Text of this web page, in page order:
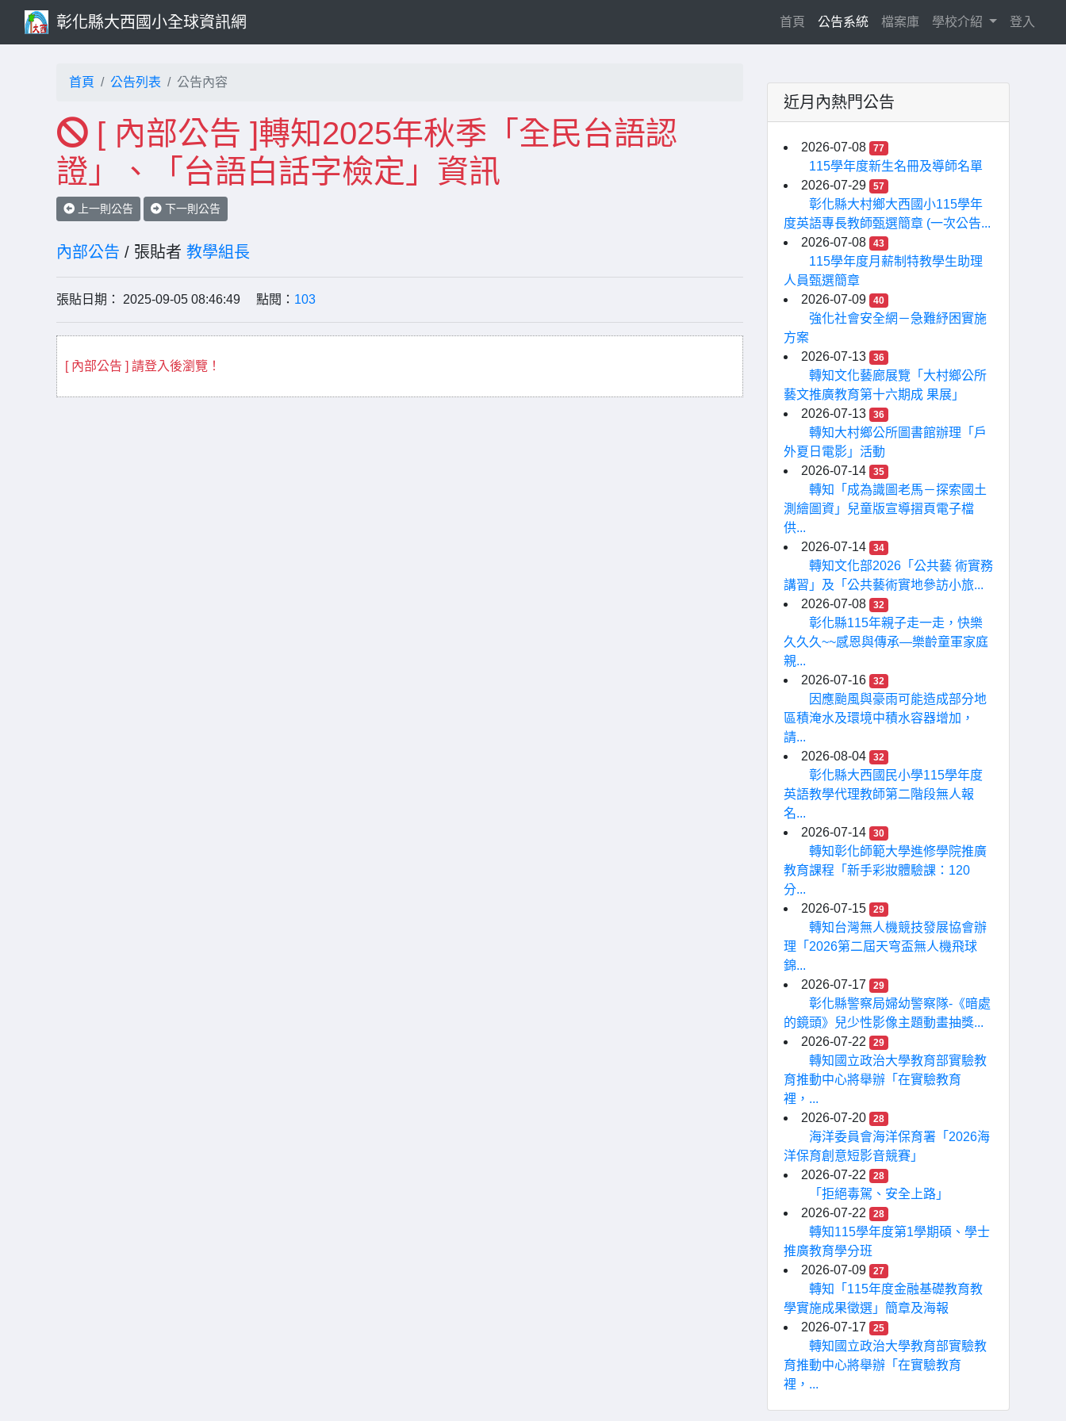
彰化縣大西國小全球資訊網 首頁 (current)
公告系統 檔案庫 學校介紹 登入
首頁 公告列表 公告內容
[ 內部公告 ]轉知2025年秋季「全民台語認
證」、「台語白話字檢定」資訊
上一則公告 下一則公告
內部公告 / 張貼者 教學組長
張貼日期： 2025-09-05 08:46:49 點閱： 103
[ 內部公告 ] 請登入後瀏覽！
近月內熱門公告
2026-07-08 77
115學年度新生名冊及導師名單
2026-07-29
57
彰化縣大村鄉大西國小115學年
度英語專長教師甄選簡章 (一次公告...
2026-07-08
43
115學年度月薪制特教學生助理
人員甄選簡章
2026-07-09
40
強化社會安全網－急難紓困實施
方案
2026-07-13
36
轉知文化藝廊展覽「大村鄉公所
藝文推廣教育第十六期成 果展」
2026-07-13
36
轉知大村鄉公所圖書館辦理「戶
外夏日電影」活動
2026-07-14
35
轉知「成為識圖老馬－探索國土
測繪圖資」兒童版宣導摺頁電子檔
供...
2026-07-14
34
轉知文化部2026「公共藝 術實務
講習」及「公共藝術實地參訪小旅...
2026-07-08
32
彰化縣115年親子走一走，快樂
久久久~~感恩與傳承—樂齡童軍家庭
親...
2026-07-16
32
因應颱風與豪雨可能造成部分地
區積淹水及環境中積水容器增加，
請...
2026-08-04
32
彰化縣大西國民小學115學年度
英語教學代理教師第二階段無人報
名...
2026-07-14
30
轉知彰化師範大學進修學院推廣
教育課程「新手彩妝體驗課：120
分...
2026-07-15
29
轉知台灣無人機競技發展協會辦
理「2026第二屆天穹盃無人機飛球
錦...
2026-07-17
29
彰化縣警察局婦幼警察隊-《暗處
的鏡頭》兒少性影像主題動畫抽獎...
2026-07-22
29
轉知國立政治大學教育部實驗教
育推動中心將舉辦「在實驗教育
裡，...
2026-07-20
28
海洋委員會海洋保育署「2026海
洋保育創意短影音競賽」
2026-07-22
28
「拒絕毒駕、安全上路」
2026-07-22
28
轉知115學年度第1學期碩、學士
推廣教育學分班
2026-07-09
27
轉知「115年度金融基礎教育教
學實施成果徵選」簡章及海報
2026-07-17
25
轉知國立政治大學教育部實驗教
育推動中心將舉辦「在實驗教育
裡，...